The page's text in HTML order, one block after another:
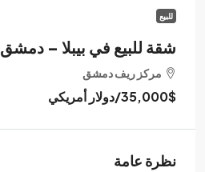
للبيع
شقة للبيع في بيبلا – دمشق
مركز ريف دمشق
35,000$/دولار أمريكي
نظرة عامة